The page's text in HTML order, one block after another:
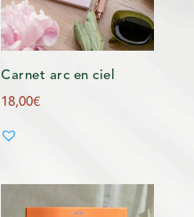
Carnet arc en ciel
18,00€